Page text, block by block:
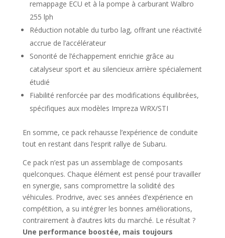
remappage ECU et à la pompe à carburant Walbro
255 lph
Réduction notable du turbo lag, offrant une réactivité
accrue de l’accélérateur
Sonorité de l’échappement enrichie grâce au
catalyseur sport et au silencieux arrière spécialement
étudié
Fiabilité renforcée par des modifications équilibrées,
spécifiques aux modèles Impreza WRX/STI
En somme, ce pack rehausse l’expérience de conduite
tout en restant dans l’esprit rallye de Subaru.
Ce pack n’est pas un assemblage de composants
quelconques. Chaque élément est pensé pour travailler
en synergie, sans compromettre la solidité des
véhicules. Prodrive, avec ses années d’expérience en
compétition, a su intégrer les bonnes améliorations,
contrairement à d’autres kits du marché. Le résultat ?
Une performance boostée, mais toujours